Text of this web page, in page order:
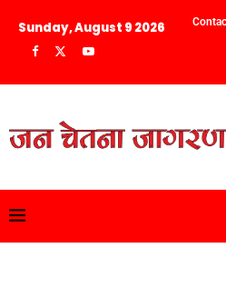
Sunday, August 9 2026